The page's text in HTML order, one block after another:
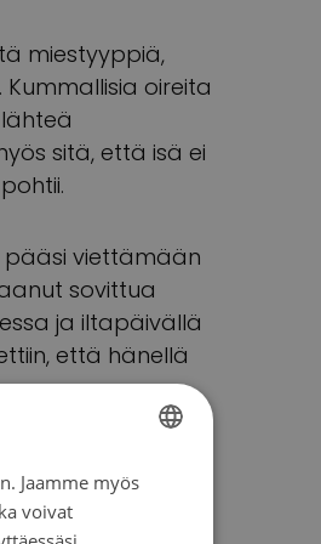
miestyyppiä,
oireita
sitä, että isä ei
pääsi viettämään
sovittua
ja iltapäivällä
että hänellä
FINNISH
Jaamme myös
voivat